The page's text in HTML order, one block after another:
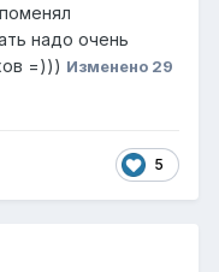
надо очень
=))) Изменено 29
5